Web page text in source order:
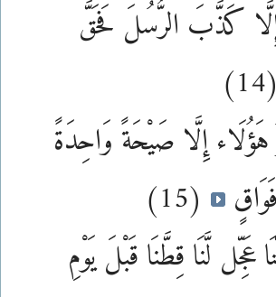
كَذَّبَ الرُّسُلَ فَحَقَّ
(14)
هَؤُلَاء إِلَّا صَيْحَةً وَاحِدَةً
(15)
عَجِّل لَّنَا قِطَّنَا قَبْلَ يَوْمِ